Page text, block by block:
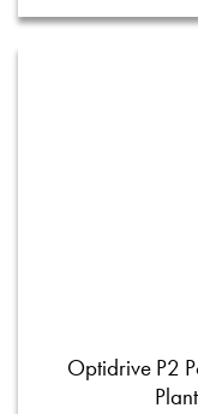
Optidrive P2